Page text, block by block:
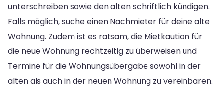
unterschreiben sowie den alten schriftlich kündigen.
Falls möglich, suche einen Nachmieter für deine alte
Wohnung. Zudem ist es ratsam, die Mietkaution für
die neue Wohnung rechtzeitig zu überweisen und
Termine für die Wohnungsübergabe sowohl in der
alten als auch in der neuen Wohnung zu vereinbaren.